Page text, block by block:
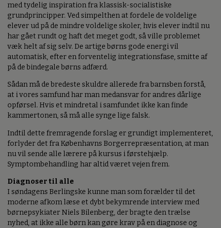
med tydelig inspiration fra klassisk-socialistiske
grundprincipper. Ved simpelthen at fordele de voldelige
elever ud på de mindre voldelige skoler, hvis elever indtil nu
har gået rundt og haft det meget godt, så ville problemet
væk helt af sig selv. De artige børns gode energi vil
automatisk, efter en forventelig integrationsfase, smitte af
på de bindegale børns adfærd.
Sådan må de bredeste skuldre allerede fra barnsben forstå,
at i vores samfund har man medansvar for andres dårlige
opførsel. Hvis et mindretal i samfundet ikke kan finde
kammertonen, så må alle synge lige falsk.
Indtil dette fremragende forslag er grundigt implementeret,
forlyder det fra Københavns Borgerrepræsentation, at man
nu vil sende alle lærere på kursus i førstehjælp.
Symptombehandling har altid været vejen frem.
Diagnoser til alle
I søndagens Berlingske kunne man som forælder til det
moderne afkom læse et dybt bekymrende interview med
børnepsykiater Niels Bilenberg, der bragte den trælse
nyhed, at ikke alle børn kan gøre krav på en diagnose og